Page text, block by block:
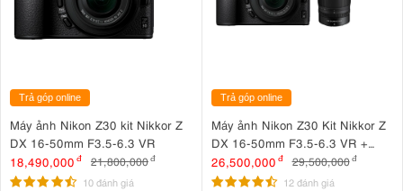
Trả góp online
Máy ảnh Nikon Z30 kit Nikkor Z
DX 16-50mm F3.5-6.3 VR
18,490,000 đ 21,800,000đ
10 đánh giá
Trả góp online
Máy ảnh Nikon Z30 Kit Nikkor Z
DX 16-50mm F3.5-6.3 VR +
Nikkor Z DX 50-250mm F4.5-6.3
VR
26,500,000 đ 29,500,000 đ
12 đánh giá